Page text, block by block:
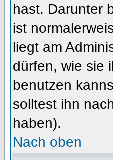
hast. Darunter
ist
liegt am
dürfen, wie sie
benutzen
solltest ihn
haben).
Nach oben